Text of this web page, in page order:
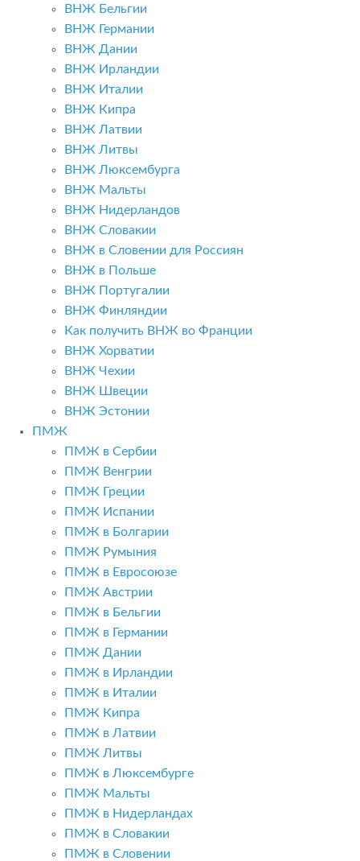
ВНЖ Бельгии
ВНЖ Германии
ВНЖ Дании
ВНЖ Ирландии
ВНЖ Италии
ВНЖ Кипра
ВНЖ Латвии
ВНЖ Литвы
ВНЖ Люксембурга
ВНЖ Мальты
ВНЖ Нидерландов
ВНЖ Словакии
ВНЖ в Словении для Россиян
ВНЖ в Польше
ВНЖ Португалии
ВНЖ Финляндии
Как получить ВНЖ во Франции
ВНЖ Хорватии
ВНЖ Чехии
ВНЖ Швеции
ВНЖ Эстонии
ПМЖ
ПМЖ в Сербии
ПМЖ Венгрии
ПМЖ Греции
ПМЖ Испании
ПМЖ в Болгарии
ПМЖ Румыния
ПМЖ в Евросоюзе
ПМЖ Австрии
ПМЖ в Бельгии
ПМЖ в Германии
ПМЖ Дании
ПМЖ в Ирландии
ПМЖ в Италии
ПМЖ Кипра
ПМЖ в Латвии
ПМЖ Литвы
ПМЖ в Люксембурге
ПМЖ Мальты
ПМЖ в Нидерландах
ПМЖ в Словакии
ПМЖ в Словении